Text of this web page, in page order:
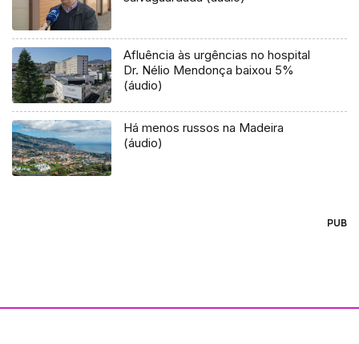
Afluência às urgências no hospital
Dr. Nélio Mendonça baixou 5%
(áudio)
Há menos russos na Madeira
(áudio)
PUB